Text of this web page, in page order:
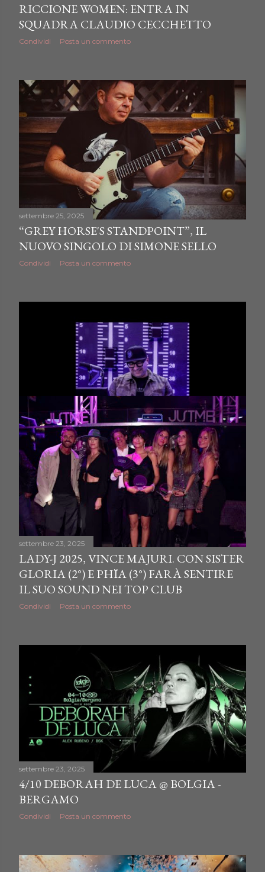
RICCIONE WOMEN: ENTRA IN
SQUADRA CLAUDIO CECCHETTO
Condividi Posta un commento
settembre 25, 2025
“GREY HORSE'S STANDPOINT”, IL
NUOVO SINGOLO DI SIMONE SELLO
Condividi Posta un commento
settembre 25, 2025
THISISTOP TORNA IN DIRETTA DAL
29/09, OGNI GIORNO ALLE 14:02
Posta un commento
settembre 23, 2025
LADY-J 2025, VINCE MAJURI. CON SISTER
GLORIA (2°) E PHÏA (3°) FARÀ SENTIRE
IL SUO SOUND NEI TOP CLUB
Condividi Posta un commento
settembre 23, 2025
4/10 DEBORAH DE LUCA @ BOLGIA -
BERGAMO
Condividi Posta un commento